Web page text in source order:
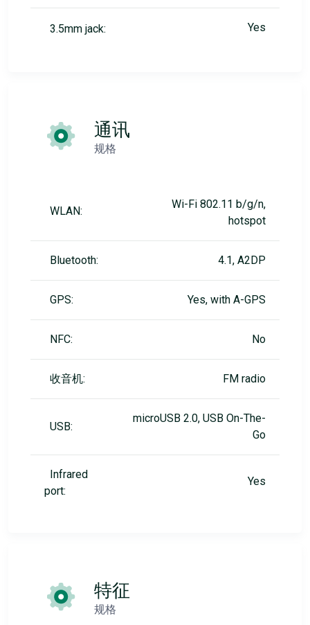
3.5mm jack: Yes
通讯
规格
WLAN:
Wi-Fi 802.11 b/g/n,
hotspot
Bluetooth: 4.1, A2DP
GPS: Yes, with A-GPS
NFC: No
收音机: FM radio
USB:
microUSB 2.0, USB On-The-
Go
Infrared
port:
Yes
特征
规格